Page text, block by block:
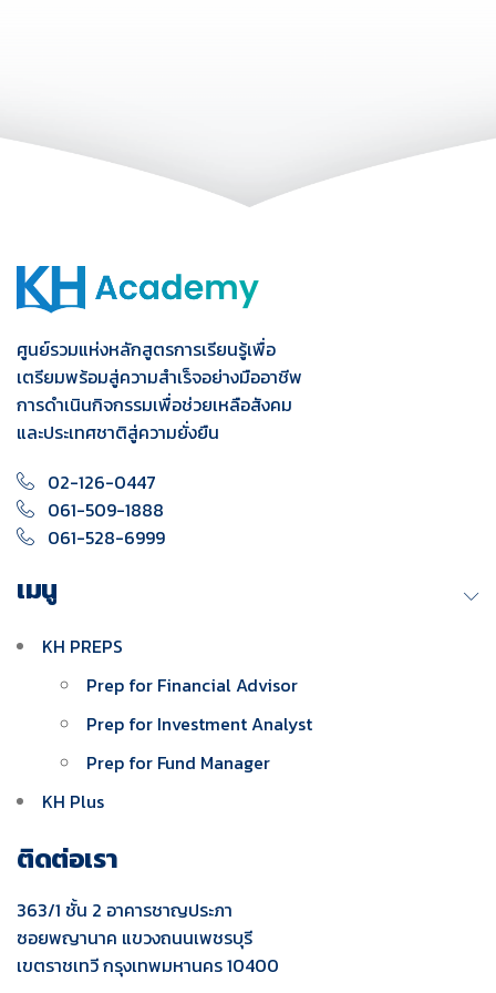
ศูนย์รวมแห่งหลักสูตรการเรียนรู้เพื่อ
เตรียมพร้อมสู่ความสำเร็จอย่างมืออาชีพ
การดำเนินกิจกรรมเพื่อช่วยเหลือสังคม
และประเทศชาติสู่ความยั่งยืน
02-126-0447
061-509-1888
061-528-6999
เมนู
KH PREPS
Prep for Financial Advisor
Prep for Investment Analyst
Prep for Fund Manager
KH Plus
ติดต่อเรา
363/1 ชั้น 2 อาคารชาญประภา
ซอยพญานาค แขวงถนนเพชรบุรี
เขตราชเทวี กรุงเทพมหานคร 10400